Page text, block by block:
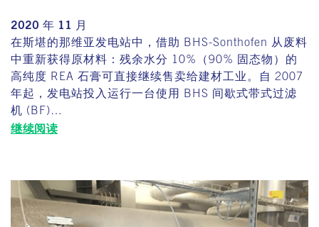
2020 年 11 月
在斯堪的那维亚发电站中，借助 BHS-Sonthofen 从废料
中重新获得原材料：残余水分 10%（90% 固态物）的
高纯度 REA 石膏可直接继续售卖给建材工业。自 2007
年起，发电站投入运行一台使用 BHS 间歇式带式过滤
机 (BF)…
继续阅读